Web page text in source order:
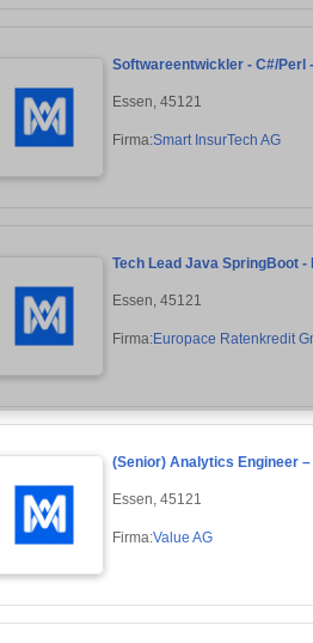
Softwareentwickler - C#/Perl
Essen, 45121
Firma:Smart InsurTech AG
Tech Lead Java SpringBoot -
Essen, 45121
Firma:Europace Ratenkredit
(Senior) Analytics Engineer
Essen, 45121
Firma:Value AG